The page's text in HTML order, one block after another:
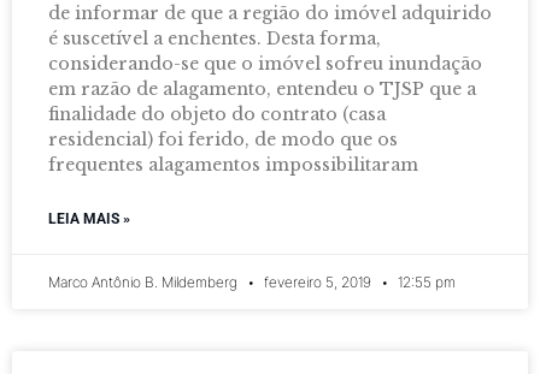
de informar de que a região do imóvel adquirido
é suscetível a enchentes. Desta forma,
considerando-se que o imóvel sofreu inundação
em razão de alagamento, entendeu o TJSP que a
finalidade do objeto do contrato (casa
residencial) foi ferido, de modo que os
frequentes alagamentos impossibilitaram
LEIA MAIS »
Marco Antônio B. Mildemberg fevereiro 5, 2019 12:55 pm